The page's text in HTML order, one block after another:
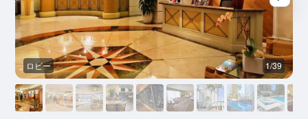
ロビー 1/39